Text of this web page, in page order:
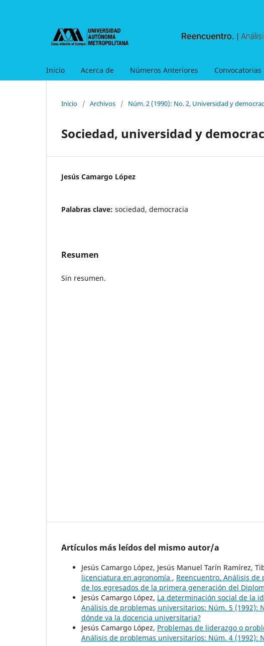
Inicio Acerca de Números Anteriores Convocatorias
Inicio / Archivos / Núm. 2 (1990): No. 2, Universidad y
Sociedad, universidad y
Jesús Camargo López
Palabras clave: sociedad, democracia
Resumen
Sin resumen.
Artículos más leídos del mismo autor/a
Jesús Camargo López, Jesús Manuel Tarín Ramírez,
licenciatura en agronomía , Reencuentro. Análisis de
de los egresados de la primera generación del
Jesús Camargo López, La determinación social de la
Análisis de problemas universitarios: Núm. 5 (1992):
dónde va la docencia universitaria?
Jesús Camargo López, Problemas de liderazgo o
Análisis de problemas universitarios: Núm. 4 (1992):